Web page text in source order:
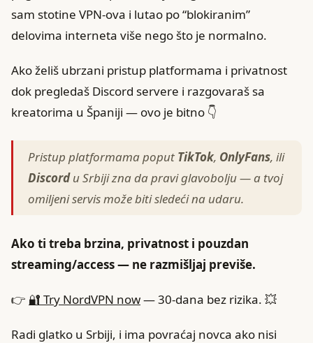
sam stotine VPN‑ova i lutao po “blokiranim”
delovima interneta više nego što je normalno.
Ako želiš ubrzani pristup platformama i privatnost
dok pregledaš Discord servere i razgovaraš sa
kreatorima u Španiji — ovo je bitno 👇
Pristup platformama poput TikTok, OnlyFans, ili
Discordu Srbiji zna da pravi glavobolju — a tvoj
omiljeni servis može biti sledeći na udaru.
Ako ti treba brzina, privatnost i pouzdan
streaming/access — ne razmišljaj previše.
👉 🔐 Try NordVPN now— 30‑dana bez rizika. 💥
Radi glatko u Srbiji, i ima povraćaj novca ako nisi